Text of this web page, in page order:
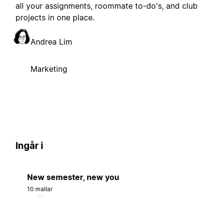
all your assignments, roommate to-do's, and club
projects in one place.
Andrea Lim
Marketing
Ingår i
New semester, new you
10 mallar